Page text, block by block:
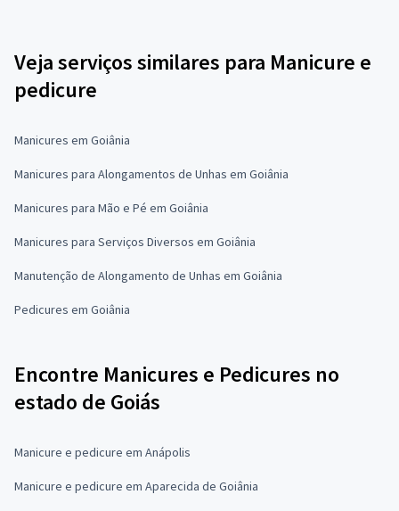
Veja serviços similares para Manicure e
pedicure
Manicures em Goiânia
Manicures para Alongamentos de Unhas em Goiânia
Manicures para Mão e Pé em Goiânia
Manicures para Serviços Diversos em Goiânia
Manutenção de Alongamento de Unhas em Goiânia
Pedicures em Goiânia
Encontre Manicures e Pedicures no
estado de Goiás
Manicure e pedicure em Anápolis
Manicure e pedicure em Aparecida de Goiânia